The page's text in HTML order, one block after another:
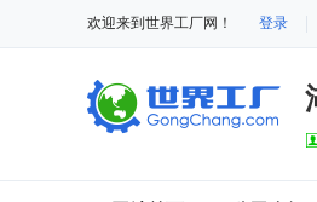
欢迎来到世界工厂网！ 登录